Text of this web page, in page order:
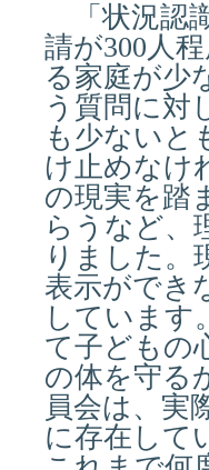
「状況認
請が300人
る家庭が少
う質問に対
も少ないと
け止めなけ
の現実を踏
らうなど、
りました
表示ができ
しています
て子どもの
の体を守る
員会は、実
に存在して